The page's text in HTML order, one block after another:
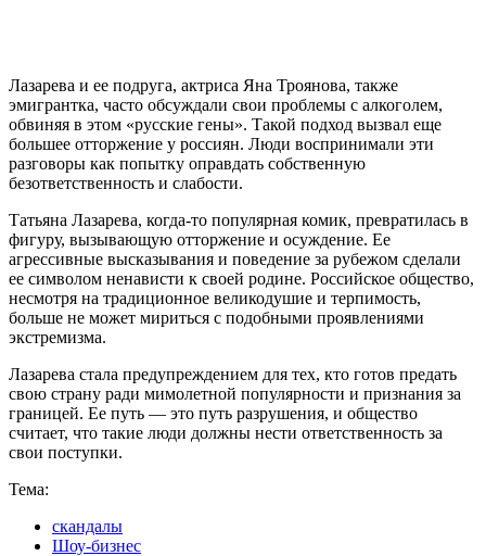
Лазарева и ее подруга, актриса Яна Троянова, также
эмигрантка, часто обсуждали свои проблемы с алкоголем,
обвиняя в этом «русские гены». Такой подход вызвал еще
большее отторжение у россиян. Люди воспринимали эти
разговоры как попытку оправдать собственную
безответственность и слабости.
Татьяна Лазарева, когда-то популярная комик, превратилась в
фигуру, вызывающую отторжение и осуждение. Ее
агрессивные высказывания и поведение за рубежом сделали
ее символом ненависти к своей родине. Российское общество,
несмотря на традиционное великодушие и терпимость,
больше не может мириться с подобными проявлениями
экстремизма.
Лазарева стала предупреждением для тех, кто готов предать
свою страну ради мимолетной популярности и признания за
границей. Ее путь — это путь разрушения, и общество
считает, что такие люди должны нести ответственность за
свои поступки.
Тема:
скандалы
Шоу-бизнес